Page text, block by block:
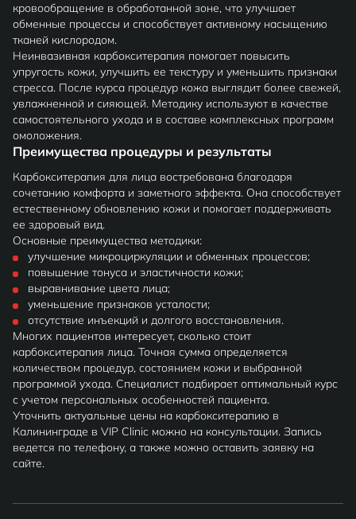
кровообращение в обработанной зоне, что улучшает
обменные процессы и способствует активному насыщению
тканей кислородом.
Неинвазивная карбокситерапия помогает повысить
упругость кожи, улучшить ее текстуру и уменьшить признаки
стресса. После курса процедур кожа выглядит более свежей,
увлажненной и сияющей. Методику используют в качестве
самостоятельного ухода и в составе комплексных программ
омоложения.
Преимущества процедуры и результаты
Карбокситерапия для лица востребована благодаря
сочетанию комфорта и заметного эффекта. Она способствует
естественному обновлению кожи и помогает поддерживать
ее здоровый вид.
Основные преимущества методики:
улучшение микроциркуляции и обменных процессов;
повышение тонуса и эластичности кожи;
выравнивание цвета лица;
уменьшение признаков усталости;
отсутствие инъекций и долгого восстановления.
Многих пациентов интересует, сколько стоит
карбокситерапия лица. Точная сумма определяется
количеством процедур, состоянием кожи и выбранной
программой ухода. Специалист подбирает оптимальный курс
с учетом персональных особенностей пациента.
Уточнить актуальные цены на карбокситерапию в
Калининграде в VIP Clinic можно на консультации. Запись
ведется по телефону, а также можно оставить заявку на
сайте.